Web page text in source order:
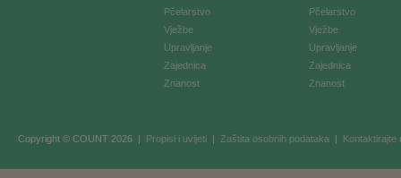
Pčelarstvo
Vježbe
Upravljanje
Zajednica
Znanost
Pčelarstvo
Vježbe
Upravljanje
Zajednica
Znanost
Copyright © COUNT 2026 | Propisi i uvijeti | Zaštita osobnih podataka | Kontaktirajte